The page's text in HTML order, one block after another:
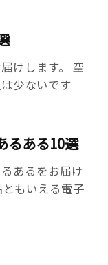
けします。 空
少ないです
るある10選
あるをお届け
もいえる電子